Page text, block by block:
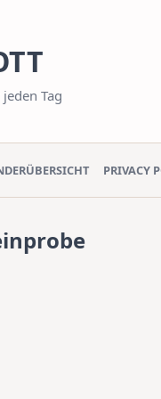
Tag
PRIVACY